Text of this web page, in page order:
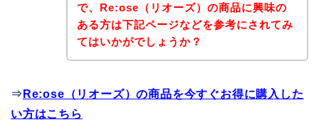
で、Re:ose（リオーズ）の商品に興味の
ある方は下記ページなどを参考にされてみ
てはいかがでしょうか？
⇒ Re:ose（リオーズ）の商品を今すぐお得に購入した
い方はこちら